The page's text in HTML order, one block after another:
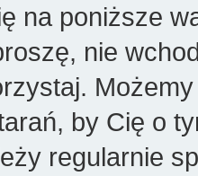
na poniższe
nie
by Cię o
regularnie